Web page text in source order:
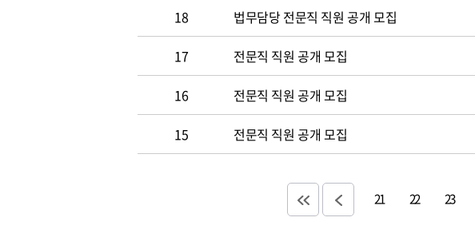
18 법무담당 전문직 직원 공개 모집
17 전문직 직원 공개 모집
16 전문직 직원 공개 모집
15 전문직 직원 공개 모집
21 22 23